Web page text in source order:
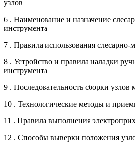
узлов
6 . Наименование и назначение
инструмента
7 . Правила использования слесарно-
8 . Устройство и правила наладки
инструмента
9 . Последовательность сборки узлов
10 . Технологические методы и
11 . Правила выполнения
12 . Способы выверки положения